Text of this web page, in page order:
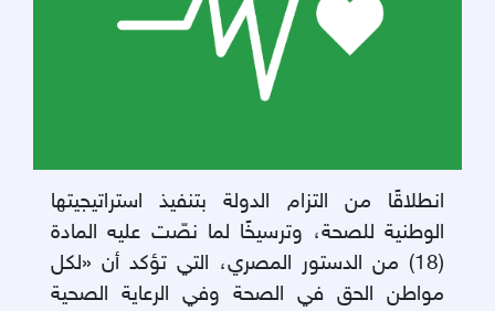
انطلاقًا من التزام الدولة بتنفيذ استراتيجيتها
الوطنية للصحة، وترسيخًا لما نصّت عليه المادة
(18) من الدستور المصري، التي تؤكد أن «لكل
مواطن الحق في الصحة وفي الرعاية الصحية